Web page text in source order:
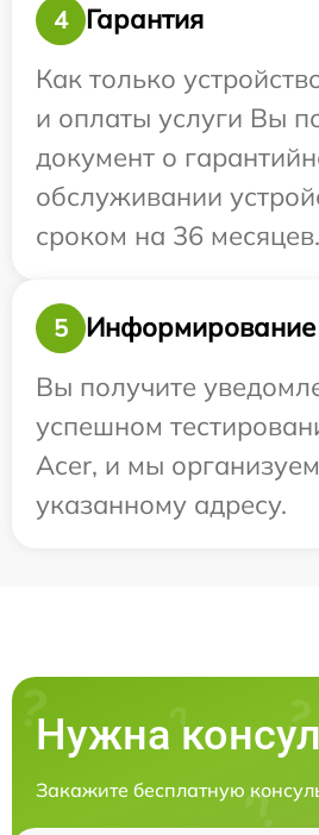
4
Гарантия
Как только
и оплаты услуги Вы
документ о
обслуживании
сроком на 36 месяцев.
5
Информирование
Вы получите
успешном
Acer, и мы
указанному адресу.
Нужна
Закажите бесплатную